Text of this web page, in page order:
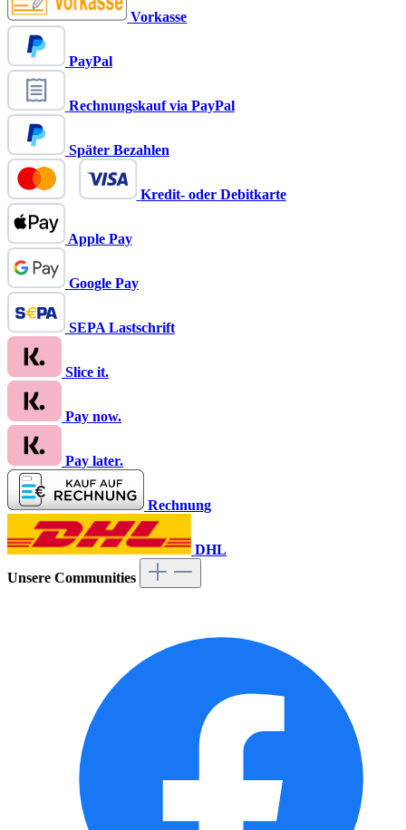
Vorkasse
PayPal
Rechnungskauf via PayPal
Später Bezahlen
Kredit- oder Debitkarte
Apple Pay
Google Pay
SEPA Lastschrift
Slice it.
Pay now.
Pay later.
Rechnung
DHL
Unsere Communities